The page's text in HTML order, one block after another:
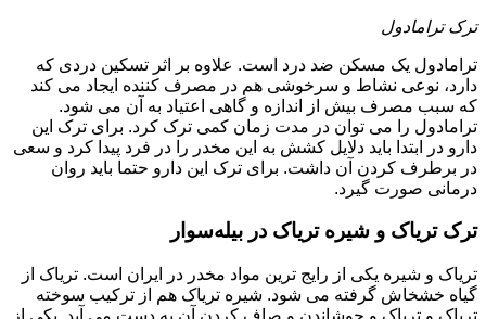
ترک ترامادول
ترامادول یک مسکن ضد درد است. علاوه بر اثر تسکین دردی که
دارد، نوعی نشاط و سرخوشی هم در مصرف کننده ایجاد می کند
که سبب مصرف بیش از اندازه و گاهی اعتیاد به آن می شود.
ترامادول را می توان در مدت زمان کمی ترک کرد. برای ترک این
دارو در ابتدا باید دلایل کشش به این مخدر را در فرد پیدا کرد و سعی
در برطرف کردن آن داشت. برای ترک این دارو حتما باید روان
درمانی صورت گیرد.
ترک تریاک و شیره تریاک در بیله‌سوار
تریاک و شیره یکی از رایج ترین مواد مخدر در ایران است. تریاک از
گیاه خشخاش گرفته می شود. شیره تریاک هم از ترکیب سوخته
تریاک و تریاک و جوشاندن و صاف کردن آن به دست می آید. یکی از